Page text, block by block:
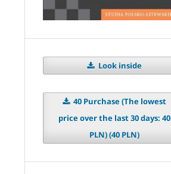
Look inside
40 Purchase (The lowest
price over the last 30 days: 40
PLN) (40 PLN)